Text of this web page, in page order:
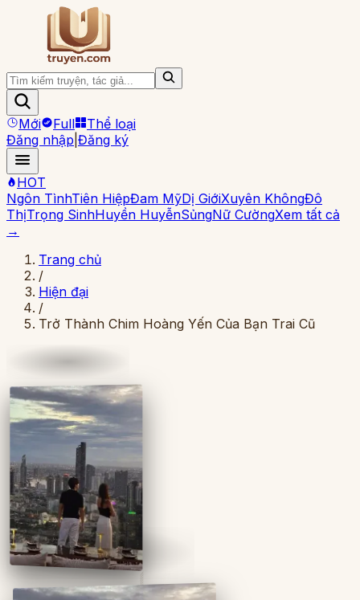
Mới Full
Thể loại
Đăng nhập Đăng ký
HOT
Ngôn TìnhTiên HiệpĐam MỹDị GiớiXuyên KhôngĐô
ThịTrọng SinhHuyền HuyễnSủngNữ CườngXem tất cả
→
Trang chủ
/
Hiện đại
/
Trở Thành Chim Hoàng Yến Của Bạn Trai Cũ